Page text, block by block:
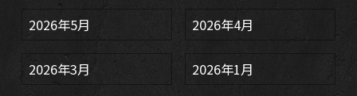
2026年5月 2026年4月
2026年3月 2026年1月